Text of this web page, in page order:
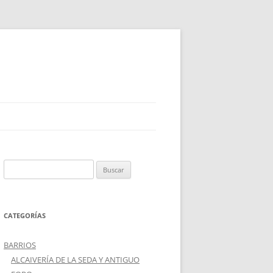
CATEGORÍAS
BARRIOS
ALCAIVERÍA DE LA SEDA Y ANTIGUO